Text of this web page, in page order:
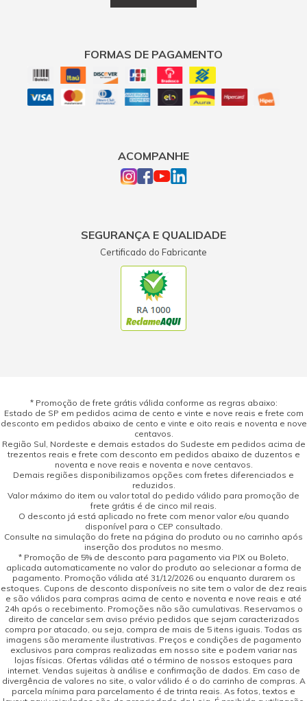
FORMAS DE PAGAMENTO
ACOMPANHE
SEGURANÇA E QUALIDADE
Certificado do Fabricante
* Promoção de frete grátis válida conforme as regras abaixo:
Estado de SP em pedidos acima de cento e vinte e nove reais e frete com
desconto em pedidos abaixo de cento e vinte e oito reais e noventa e nove
centavos.
Região Sul, Nordeste e demais estados do Sudeste em pedidos acima de
trezentos reais e frete com desconto em pedidos abaixo de duzentos e
noventa e nove reais e noventa e nove centavos.
Demais regiões disponibilizamos opções com fretes diferenciados e
reduzidos.
Valor máximo do item ou valor total do pedido válido para promoção de
frete grátis é de cinco mil reais.
O desconto já está aplicado no frete com menor valor e/ou quando
disponível para o CEP consultado.
Consulte na simulação do frete na página do produto ou no carrinho após
inserção dos produtos no mesmo.
* Promoção de 5% de desconto para pagamento via PIX ou Boleto,
aplicada automaticamente no valor do produto ao selecionar a forma de
pagamento. Promoção válida até 31/12/2026 ou enquanto durarem os
estoques. Cupons de desconto disponíveis no site tem o valor de dez reais
e são válidos para compras acima de cento e noventa e nove reais e até
24h após o recebimento. Promoções não são cumulativas. Reservamos o
direito de cancelar sem aviso prévio pedidos que sejam caracterizados
compra por atacado, ou seja, compra de mais de 5 itens iguais. Todas as
imagens são meramente ilustrativas. Preços e condições de pagamento
exclusivos para compras realizadas em nosso site e podem variar nas
lojas físicas. Ofertas válidas até o término de nossos estoques para
internet. Vendas sujeitas à análise e confirmação de dados. Em caso de
divergência de valores no site, o valor válido é o do carrinho de compras. A
parcela mínima para parcelamento é de trinta reais. As fotos, textos e